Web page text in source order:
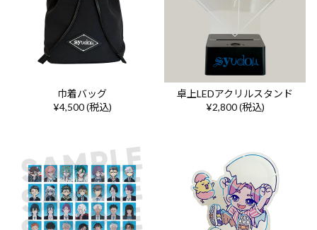
巾着バッグ
¥4,500 (税込)
卓上LEDアクリルスタンド
¥2,800 (税込)